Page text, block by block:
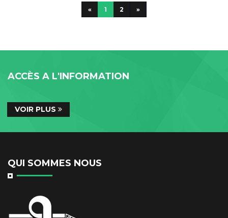
« 1 2 »
ACCÈS A L'INFORMATION
VOIR PLUS
QUI SOMMES NOUS